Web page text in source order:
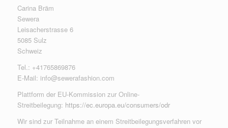
Carina Bräm
Sewera
Leisacherstrasse 6
5085 Sulz
Schweiz
Tel.: +41765869876
E-Mail: info@sewerafashion.com
Plattform der EU-Kommission zur Online-
Streitbeilegung: https://ec.europa.eu/consumers/odr
Wir sind zur Teilnahme an einem Streitbeilegungsverfahren vor